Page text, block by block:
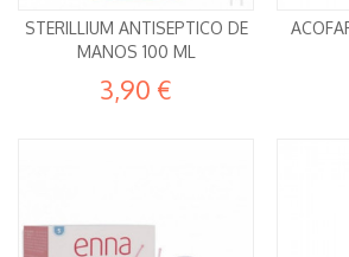
STERILLIUM ANTISEPTICO DE
MANOS 100 ML
3,90 €